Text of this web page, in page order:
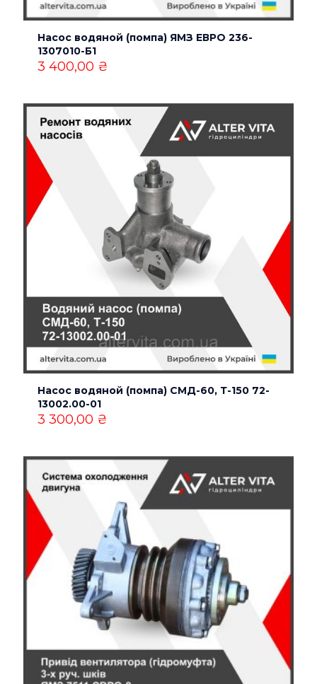
Имя*
Email*
браузере для последующих моих комментариев.
Насос водяной (помпа) ЯМЗ ЕВРО 236-
1307010-Б1
3 400,00 ₴
Насос водяной (помпа) СМД-60, Т-150 72-
13002.00-01
3 300,00 ₴